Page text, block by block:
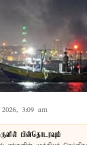
3:09 am
பின்தொடரவும்